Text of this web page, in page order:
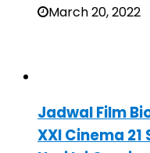
March 20, 2022
Jadwal Film
XXI Cinema